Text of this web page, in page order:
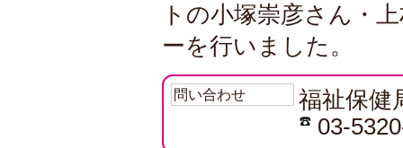
トの小塚崇彦さん・
ーを行いました。
問い合わせ
福祉保健
03-